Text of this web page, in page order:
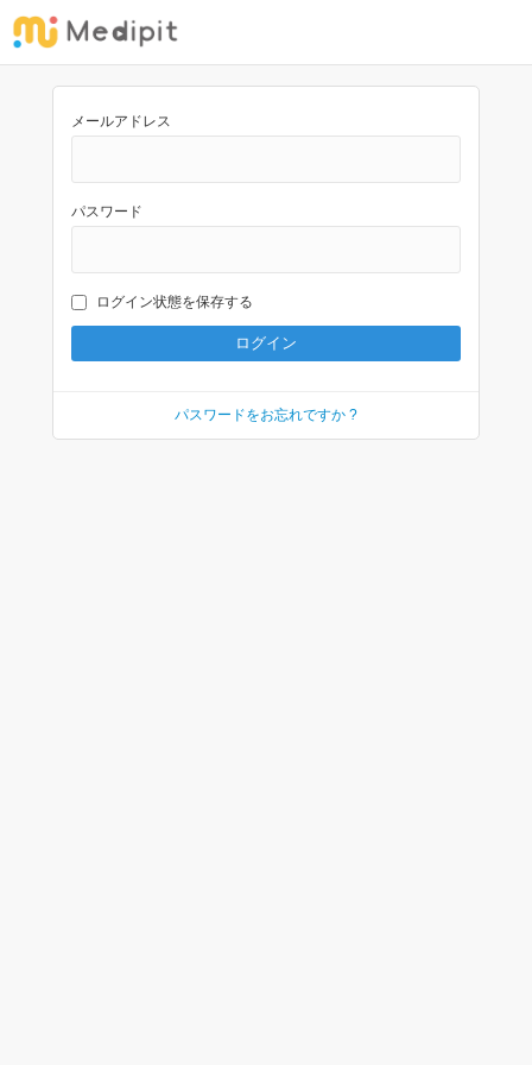
メールアドレス
パスワード
ログイン状態を保存する
パスワードをお忘れですか ?